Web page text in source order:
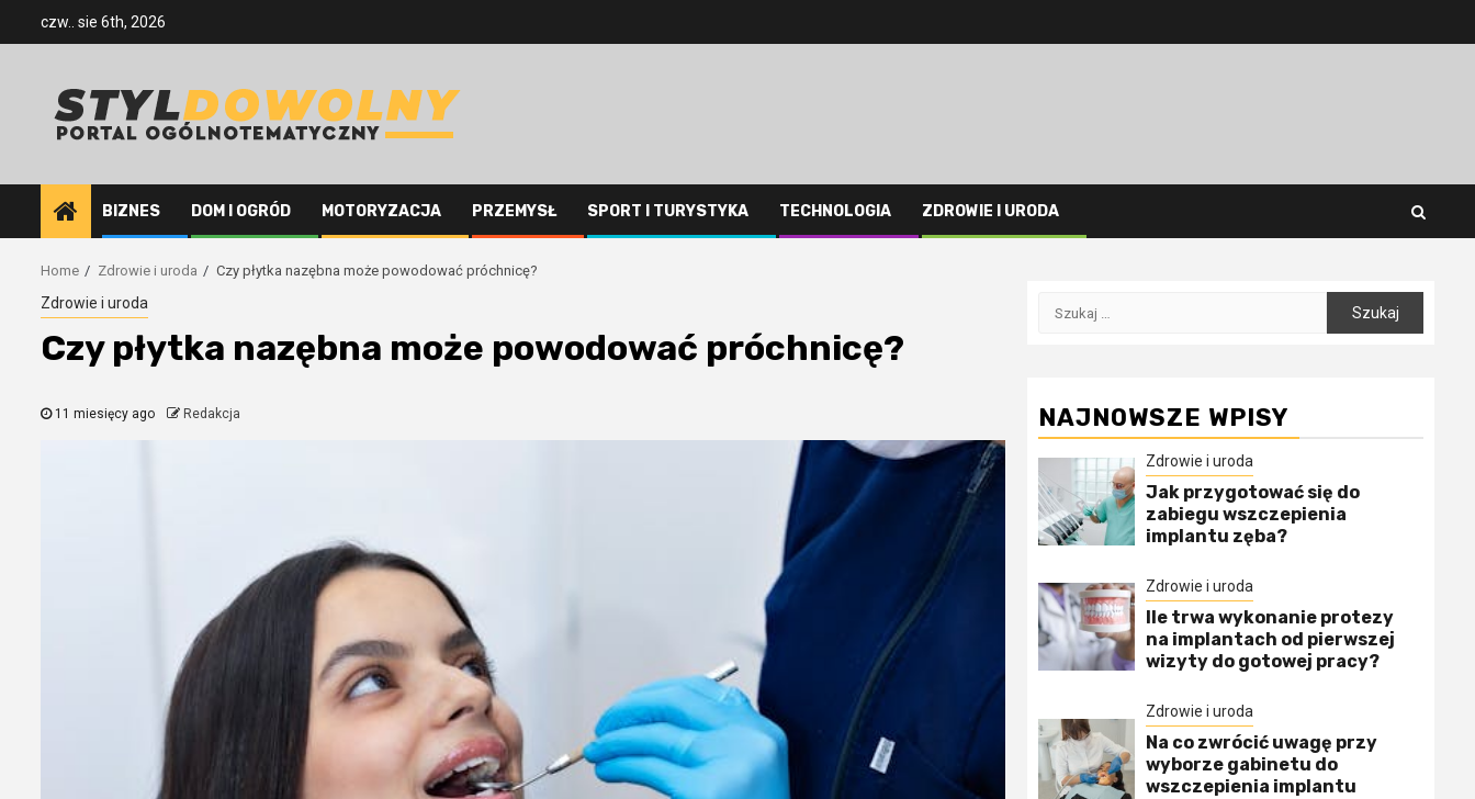
czw.. sie 6th, 2026
BIZNES DOM I OGRÓD MOTORYZACJA PRZEMYSŁ SPORT I TURYSTYKA TECHNOLOGIA ZDROWIE I URODA
Home Zdrowie i uroda Czy płytka nazębna może powodować próchnicę?
Zdrowie i uroda
Czy płytka nazębna może powodować próchnicę?
11 miesięcy ago Redakcja NAJNOWSZE WPISY
Zdrowie i uroda
Jak przygotować się do
zabiegu wszczepienia
implantu zęba?
Zdrowie i uroda
Ile trwa wykonanie protezy
na implantach od pierwszej
wizyty do gotowej pracy?
Zdrowie i uroda
Na co zwrócić uwagę przy
wyborze gabinetu do
wszczepienia implantu